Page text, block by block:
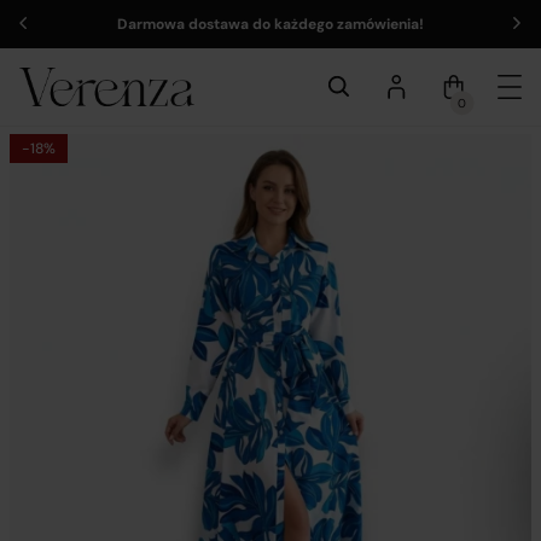
Darmowa dostawa do każdego zamówienia!
0
-18%